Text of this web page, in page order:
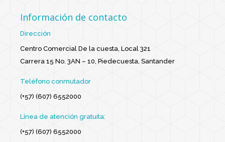
Información de contacto
Dirección
Centro Comercial De la cuesta, Local 321
Carrera 15 No. 3AN – 10, Piedecuesta, Santander
Teléfono conmutador
(+57) (607) 6552000
Línea de atención gratuita:
(+57) (607) 6552000